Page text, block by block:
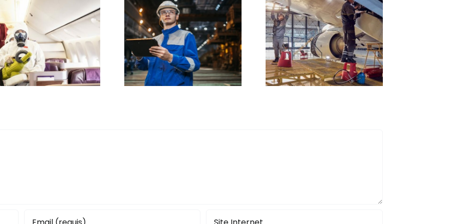
Traçabilité en
temps réel des
produits
aéronautiques :
guide complet
2026
Amélioration
continue :
définition,
méthodes,
outils et mise
en œuvre
Gestion des
activités des
opérateurs en
usine : Solutions
Performance
Industrielle